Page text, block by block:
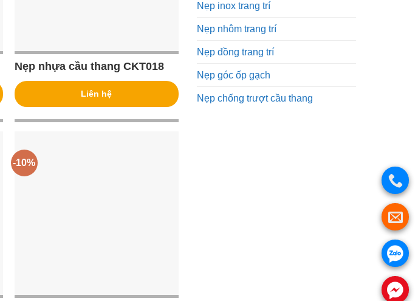
Nẹp nhựa cầu thang CKT018
Liên hệ
-10%
Nẹp inox trang trí
Nẹp nhôm trang trí
Nẹp đồng trang trí
Nẹp góc ốp gạch
Nẹp chống trượt cầu thang
.
.